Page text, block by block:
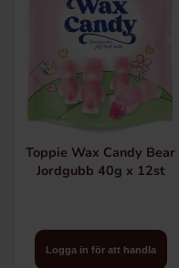
Toppie Wax Candy Bear
Jordgubb 40g x 12st
Logga in för att handla